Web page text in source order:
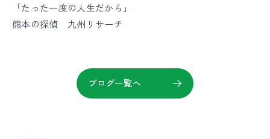
「たった一度の人生だから」
熊本の探偵 九州リサーチ
ブログ一覧へ